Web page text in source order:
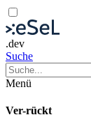
.dev
Suche
Menü
Ver-rückt